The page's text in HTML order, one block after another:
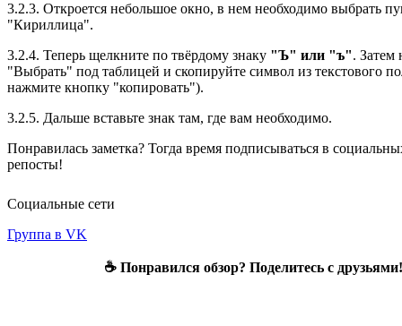
3.2.3. Откроется небольшое окно, в нем необходимо выбрать
"Кириллица".
3.2.4. Теперь щелкните по твёрдому знаку "Ъ" или "ъ". Затем
"Выбрать" под таблицей и скопируйте символ из текстового
нажмите кнопку "копировать").
3.2.5. Дальше вставьте знак там, где вам необходимо.
Понравилась заметка? Тогда время подписываться в
репосты!
Социальные сети
Группа в VK
☕ Понравился обзор? Поделитесь с